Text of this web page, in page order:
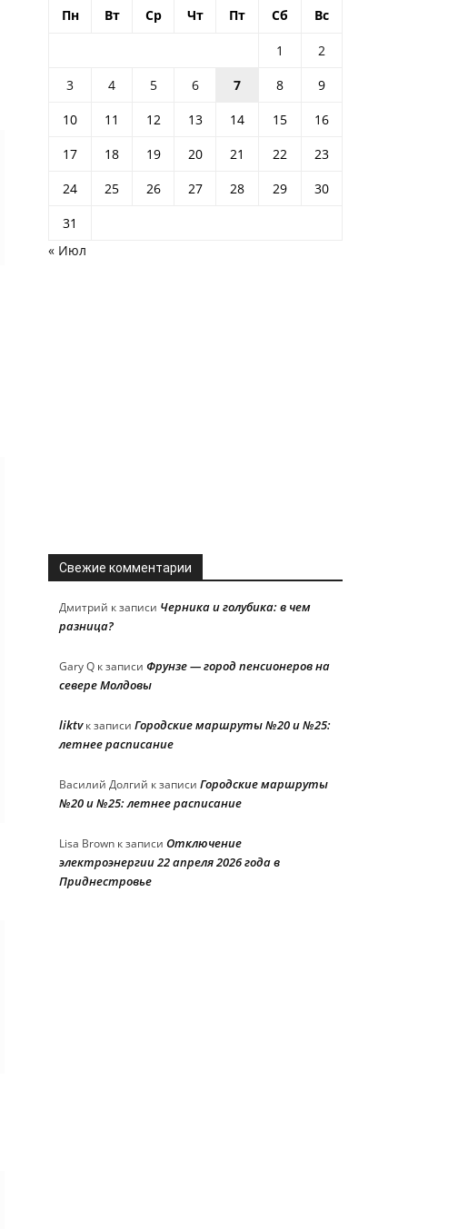
Пн Вт Ср Чт Пт Сб Вс
1
2
3
4 5 6 7 8
9
10
11 12 13 14 15
16
17
18 19 20 21 22
23
24
25 26 27 28 29
30
31
« Июл
Свежие комментарии
Дмитрий к записи Черника и голубика: в чем
разница?
Gary Q к записи Фрунзе — город пенсионеров на
севере Молдовы
liktvк записи Городские маршруты №20 и №25:
летнее расписание
Василий Долгий к записи Городские маршруты
№20 и №25: летнее расписание
Lisa Brown к записи Отключение
электроэнергии 22 апреля 2026 года в
Приднестровье